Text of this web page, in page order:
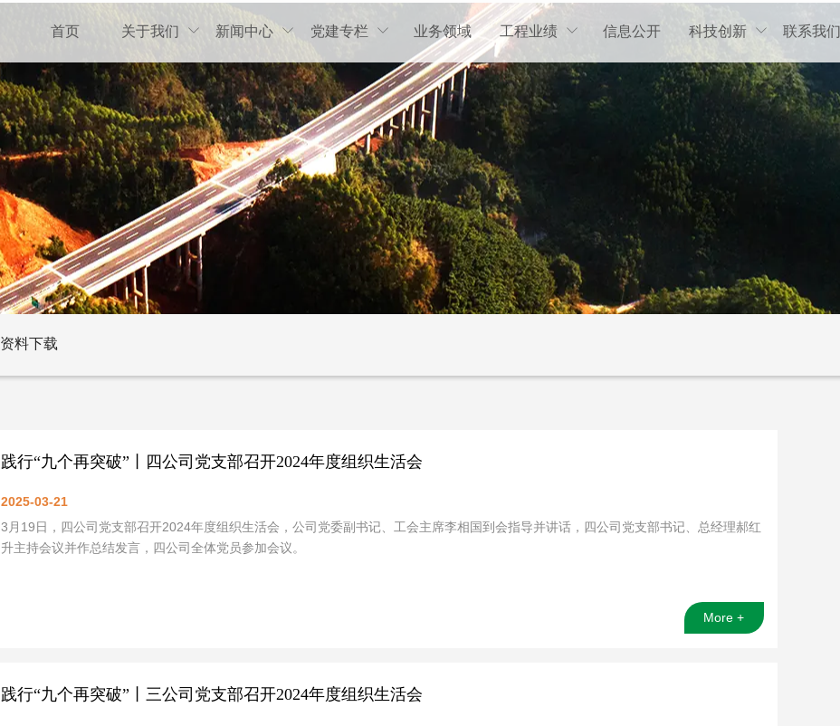
首页 关于我们  新闻中心  党建专栏  业务领域 工程业绩  信息公开 科技创新  联系我们
资料下载
践行“九个再突破”丨四公司党支部召开2024年度组织生活会
2025-03-21
3月19日，四公司党支部召开2024年度组织生活会，公司党委副书记、工会主席李相国到会指导并讲话，四公司党支部书记、总经理郝红
升主持会议并作总结发言，四公司全体党员参加会议。
More +
践行“九个再突破”丨三公司党支部召开2024年度组织生活会